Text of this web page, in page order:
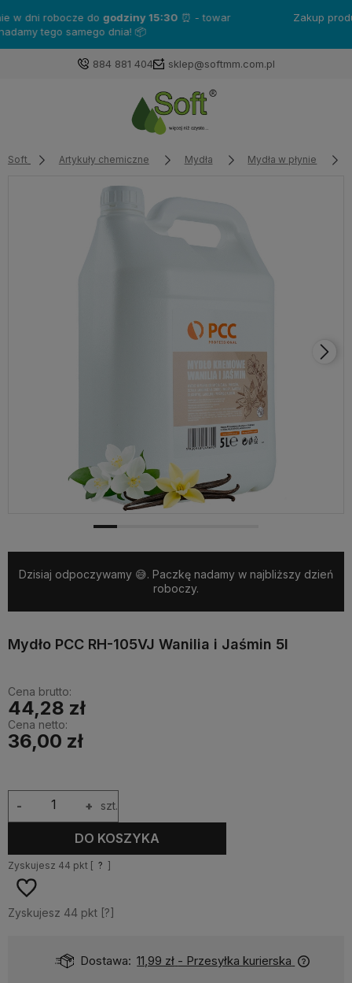
Zakup produkty markiKatrin- a otrzymasz gratisy!❤️
884 881 404 sklep@softmm.com.pl
Soft Artykuły chemiczne Mydła Mydła w płynie
Dzisiaj odpoczywamy 😅. Paczkę nadamy w najbliższy dzień
roboczy.
Mydło PCC RH-105VJ Wanilia i Jaśmin 5l
Cena brutto:
44,28 zł
Cena netto:
36,00 zł
+
- szt.
DO KOSZYKA
Zyskujesz 44 pkt [ ? ]
Zyskujesz 44 pkt [?]
Dostawa: 11,99 zł - Przesyłka kurierska